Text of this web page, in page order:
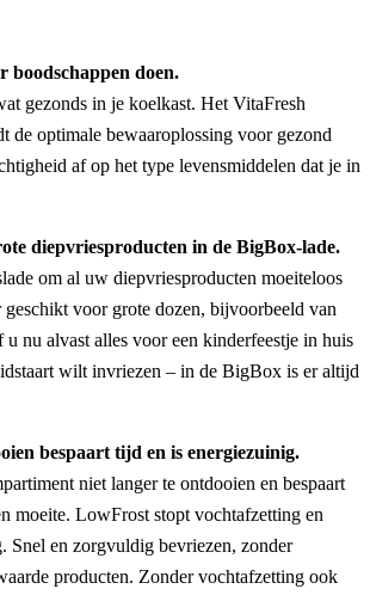
boodschappen doen.
gezonds in je koelkast. Het VitaFresh
de optimale bewaaroplossing voor gezond
af op het type levensmiddelen dat je in
diepvriesproducten in de BigBox-lade.
om al uw diepvriesproducten moeiteloos
geschikt voor grote dozen, bijvoorbeeld van
u nu alvast alles voor een kinderfeestje in huis
wilt invriezen – in de BigBox is er altijd
bespaart tijd en is energiezuinig.
niet langer te ontdooien en bespaart
moeite. LowFrost stopt vochtafzetting en
Snel en zorgvuldig bevriezen, zonder
producten. Zonder vochtafzetting ook